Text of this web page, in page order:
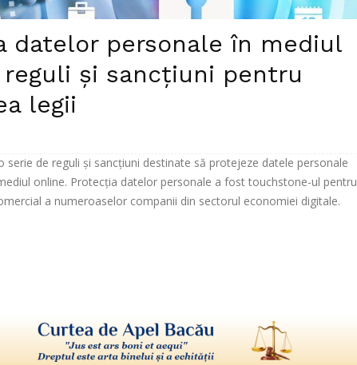
datelor personale în mediul
și sancțiuni pentru
legii
serie de reguli și sancțiuni destinate să protejeze datele personale
online. Protecția datelor personale a fost touchstone-ul pentru
a numeroaselor companii din sectorul economiei digitale.